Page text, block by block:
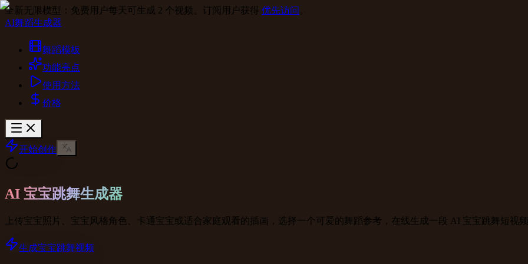
全新无限模型：免费用户每天可生成 2 个视频。订阅用户获得 优先访问
AI舞蹈生成器
舞蹈模板
功能亮点
使用方法
价格
开始创作
AI 宝宝跳舞生成器
上传宝宝照片、宝宝风格角色、卡通宝宝或适合家庭观看的插画，选择一个可爱的舞蹈参考，在线生成一段 AI 宝宝跳舞短视
生成宝宝跳舞视频